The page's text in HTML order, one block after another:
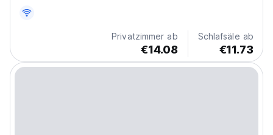
Privatzimmer ab
€14.08
Schlafsäle ab
€11.73